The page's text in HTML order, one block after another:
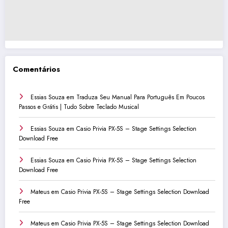
Comentários
Essias Souza em Traduza Seu Manual Para Português Em Poucos
Passos e Grátis | Tudo Sobre Teclado Musical
Essias Souza em Casio Privia PX-5S – Stage Settings Selection
Download Free
Essias Souza em Casio Privia PX-5S – Stage Settings Selection
Download Free
Mateus em Casio Privia PX-5S – Stage Settings Selection Download
Free
Mateus em Casio Privia PX-5S – Stage Settings Selection Download